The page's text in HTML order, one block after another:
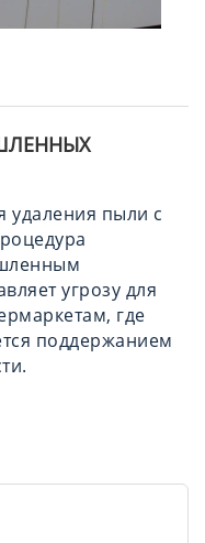
удаления пыли с
угрозу для
где
поддержанием